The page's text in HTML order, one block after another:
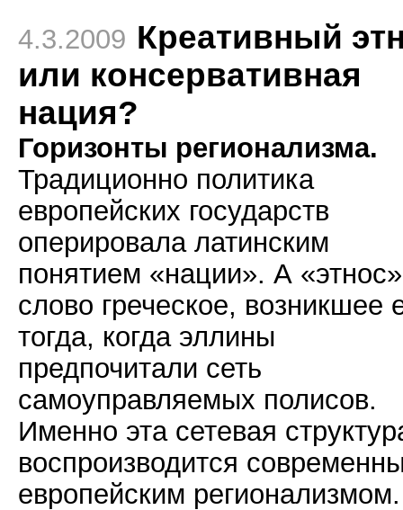
4.3.2009 Креативный
или консервативная
нация?
Горизонты регионализма.
Традиционно политика
европейских государств
оперировала латинским
понятием «нации». А
слово греческое, возникшее
тогда, когда эллины
предпочитали сеть
самоуправляемых полисов.
Именно эта сетевая
воспроизводится
европейским регионализмом.